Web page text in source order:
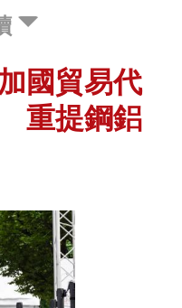
國貿易代
重提鋼鋁